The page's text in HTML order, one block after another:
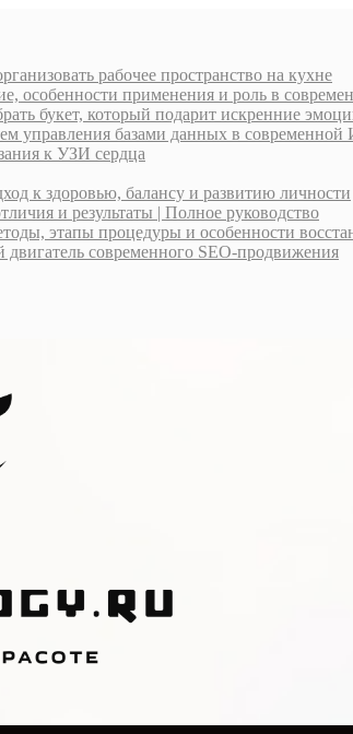
рабочее пространство на кухне
особенности применения и роль в
букет, который подарит искренние
управления базами данных в современной
к УЗИ сердца
к здоровью, балансу и развитию личности
и результаты | Полное руководство
этапы процедуры и особенности
современного SEO-продвижения